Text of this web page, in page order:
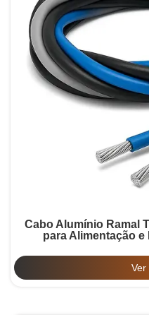
Cabo Alumínio Ramal
para Alimentação
Ver